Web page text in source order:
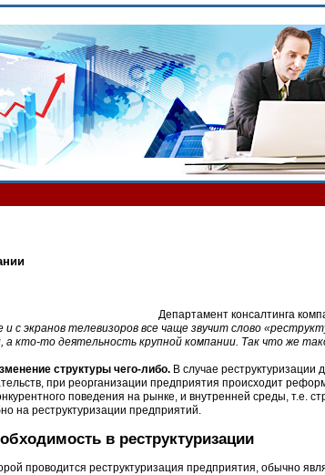
Департамент консалтинга
и с экранов телевизоров все чаще звучит слово
а кто-то деятельность крупной компании. Так что же
структуры чего-либо. В случае реструктуризации
при реорганизации предприятия происходит
поведения на рынке, и внутренней среды, т.е.
на реструктуризации предприятий.
в реструктуризации
проводится реструктуризация предприятия, обычно